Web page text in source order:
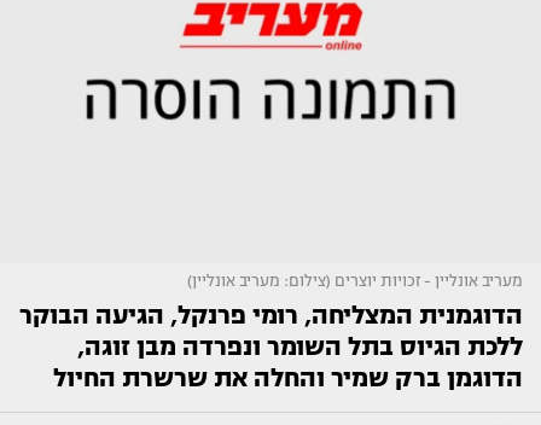
מעריב אונליין - זכויות יוצרים (צילום: מעריב אונליין)
הדוגמנית המצליחה, רומי פרנקל, הגיעה הבוקר
ללכת הגיוס בתל השומר ונפרדה מבן זוגה,
הדוגמן ברק שמיר והחלה את שרשרת החיול